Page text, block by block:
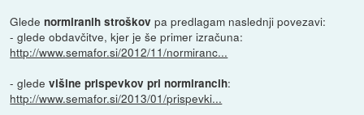
Gledenormiranih stroškov pa predlagam naslednji povezavi:
- glede obdavčitve, kjer je še primer izračuna:
http://www.semafor.si/2012/11/normiranc...
- gledevišine prispevkov pri normirancih:
http://www.semafor.si/2013/01/prispevki...